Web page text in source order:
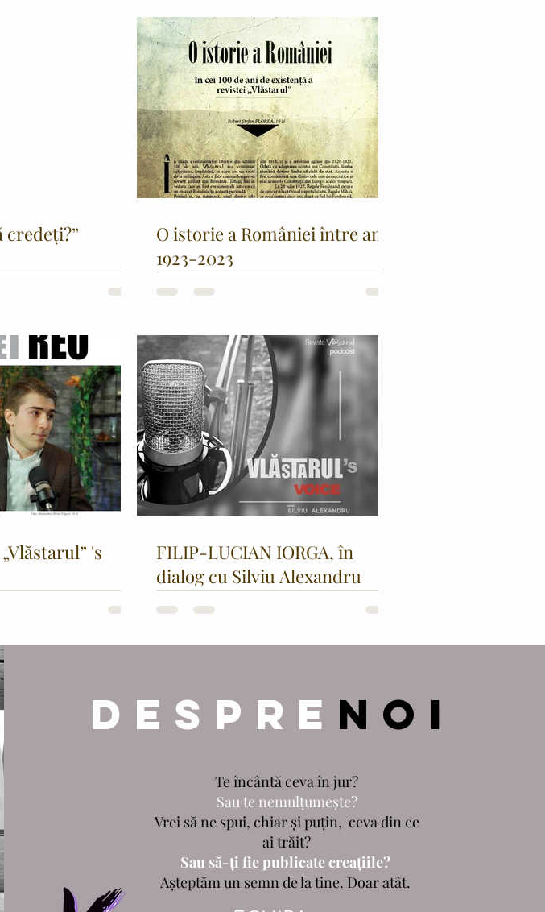
credeți?”
O istorie a României între anii
1923-2023
's
FILIP-LUCIAN IORGA, în
dialog cu Silviu Alexandru
GRIGORE
DESPRE NOI
Te încântă ceva în jur?
Sau te nemulțumește?
Vrei să ne spui, chiar și puțin, ceva din ce
ai trăit?
Sau să-ți fie publicate creațiile?
Așteptăm un semn de la tine. Doar atât.